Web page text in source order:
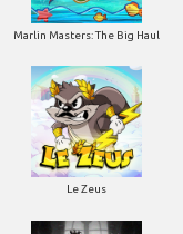
Marlin Masters: The Big Haul
Le Zeus